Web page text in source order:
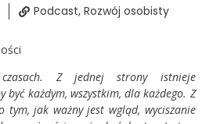
Podcast, Rozwój osobisty
Z jednej strony istnieje
być każdym, wszystkim, dla każdego. Z
tym, jak ważny jest wgląd, wyciszanie